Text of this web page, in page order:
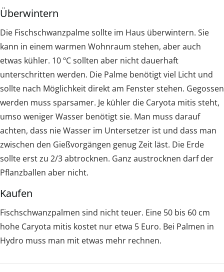
Überwintern
Die Fischschwanzpalme sollte im Haus überwintern. Sie
kann in einem warmen Wohnraum stehen, aber auch
etwas kühler. 10 ºC sollten aber nicht dauerhaft
unterschritten werden. Die Palme benötigt viel Licht und
sollte nach Möglichkeit direkt am Fenster stehen. Gegossen
werden muss sparsamer. Je kühler die Caryota mitis steht,
umso weniger Wasser benötigt sie. Man muss darauf
achten, dass nie Wasser im Untersetzer ist und dass man
zwischen den Gießvorgängen genug Zeit läst. Die Erde
sollte erst zu 2/3 abtrocknen. Ganz austrocknen darf der
Pflanzballen aber nicht.
Kaufen
Fischschwanzpalmen sind nicht teuer. Eine 50 bis 60 cm
hohe Caryota mitis kostet nur etwa 5 Euro. Bei Palmen in
Hydro muss man mit etwas mehr rechnen.